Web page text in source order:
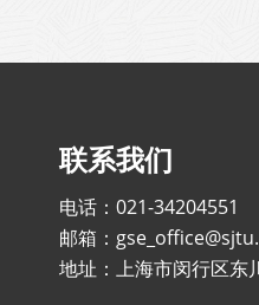
联系我们
电话：021-34204551
邮箱：
地址：上海市闵行区东